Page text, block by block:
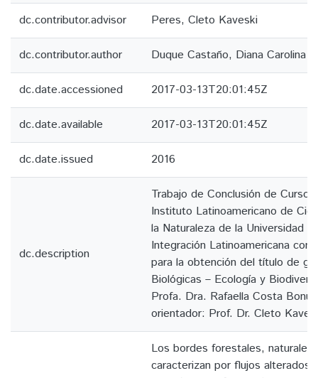
dc.contributor.advisor Peres, Cleto Kaveski
dc.contributor.author Duque Castaño, Diana Carolina
dc.date.accessioned 2017-03-13T20:01:45Z
dc.date.available 2017-03-13T20:01:45Z
dc.date.issued 2016
dc.description
Trabajo de Conclusión de Curso
Instituto Latinoamericano de
la Naturaleza de la Universidad
Integración Latinoamericana
para la obtención del título de
Biológicas – Ecología y
Profa. Dra. Rafaella Costa
orientador: Prof. Dr. Cleto
Los bordes forestales,
caracterizan por flujos alterados